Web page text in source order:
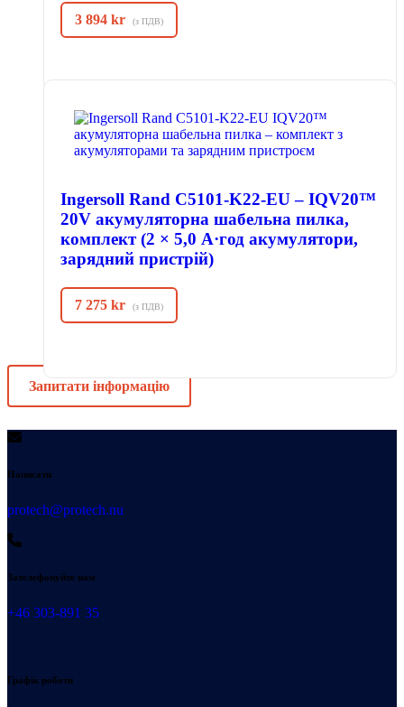
3 894 kr (з ПДВ)
Ingersoll Rand C5101-K22-EU – IQV20™
20V акумуляторна шабельна пилка,
комплект (2 × 5,0 А·год акумулятори,
зарядний пристрій)
7 275 kr (з ПДВ)
Запитати інформацію
Написати
protech@protech.nu
Зателефонуйте нам
+46 303-891 35
Графік роботи